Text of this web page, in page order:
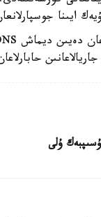
ايىنا
ۇلى